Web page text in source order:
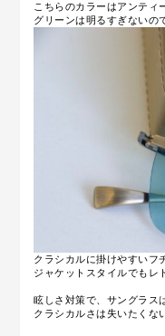
こちらのカラーはアンティ
グリーンは明るすぎないの
クラシカルに掛けやすいフ
ジャケットスタイルでもレ
眩しさ対策で、サングラス
クラシカルさは失いたくな